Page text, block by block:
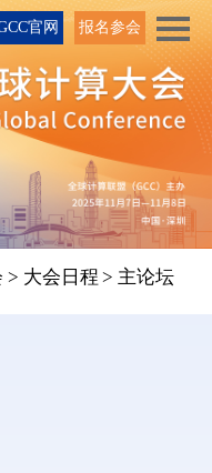
官网 报名参会
> 大会日程 > 主论坛